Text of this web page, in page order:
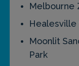
Melbourne
Healesville
Moonlit
Park